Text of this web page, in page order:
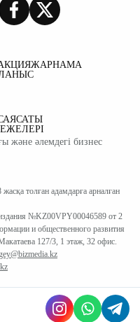
ЖАРНАМА
және әлемдегі бизнес
толған адамдарға арналған
издания №KZ00VPY00046589 от 2
и общественного развития
127/3, 1 этаж, 32 офис.